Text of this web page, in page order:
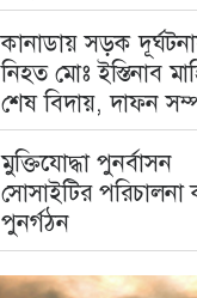
কানাডায় সড়ক
নিহত মোঃ ইস্তিনাব
শেষ বিদায়, দাফন
মুক্তিযোদ্ধা পুনর্বাসন
সোসাইটির পরিচালনা
পুনর্গঠন